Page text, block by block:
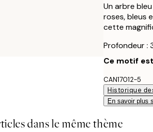
Un arbre
roses, bleus
cette
Profondeur :
Ce motif
CAN17012-5
Historique
En savoir plus
dans le même thème